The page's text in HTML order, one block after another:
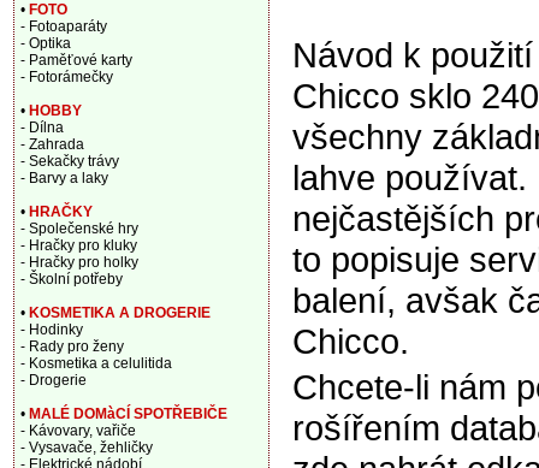
Návod k
Chicco sklo
všechny
lahve
nejčastějších
to popisuje
balení, avšak
Chicco.
Chcete-li nám
rošířením
• FOTO
- Fotoaparáty
- Optika
- Paměťové karty
- Fotorámečky
• HOBBY
- Dílna
- Zahrada
- Sekačky trávy
- Barvy a laky
• HRAČKY
- Společenské hry
- Hračky pro kluky
- Hračky pro holky
- Školní potřeby
• KOSMETIKA A DROGERIE
- Hodinky
- Rady pro ženy
- Kosmetika a celulitida
- Drogerie
• MALÉ DOMàCÍ SPOTŘEBIČE
- Kávovary, vařiče
- Vysavače, žehličky
- Elektrické nádobí